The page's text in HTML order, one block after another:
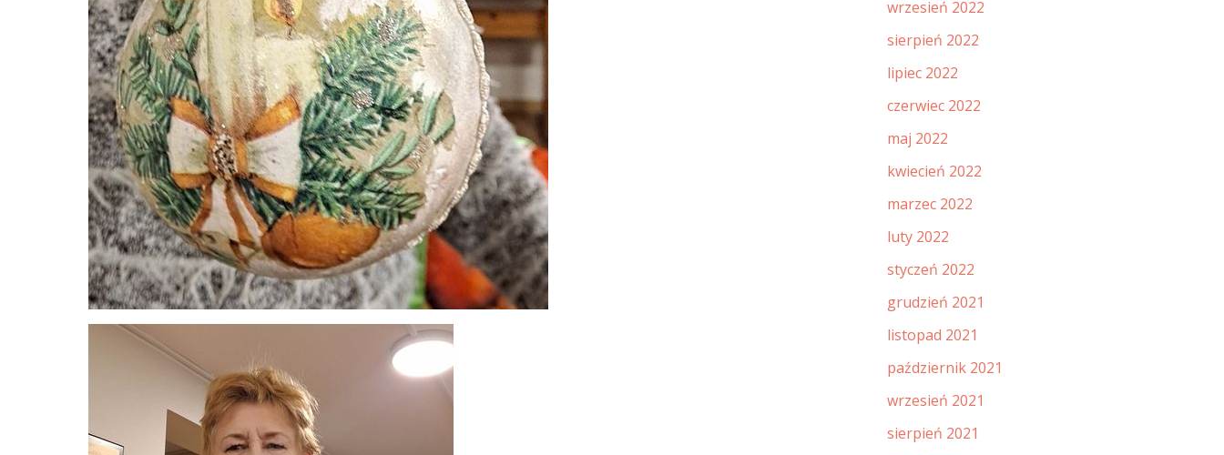
wrzesień 2022
sierpień 2022
lipiec 2022
czerwiec 2022
maj 2022
kwiecień 2022
marzec 2022
luty 2022
styczeń 2022
grudzień 2021
listopad 2021
październik 2021
wrzesień 2021
sierpień 2021